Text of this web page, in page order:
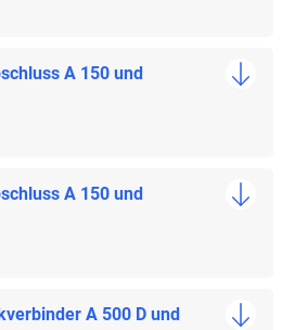
A 150 und
A 150 und
A 500 D und